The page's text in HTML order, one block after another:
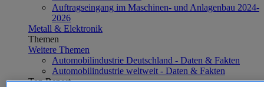
Auftragseingang im Maschinen- und Anlagenbau 2024-
2026
Metall & Elektronik
Themen
Weitere Themen
Automobilindustrie Deutschland - Daten & Fakten
Automobilindustrie weltweit - Daten & Fakten
Top Report